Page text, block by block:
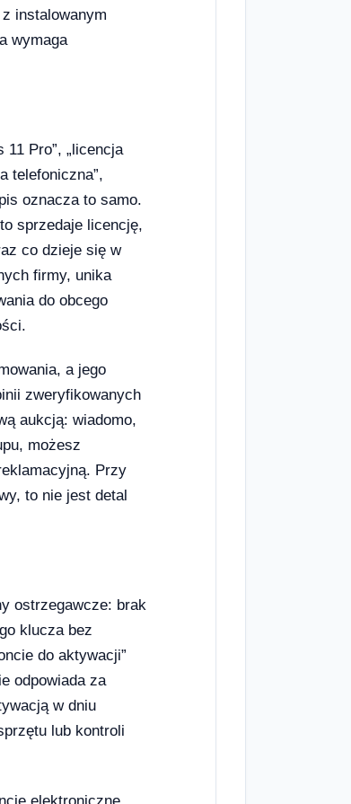
instalowanym
wymaga
Pro”, „licencja
telefoniczna”,
oznacza to samo.
sprzedaje licencję,
co dzieje się w
firmy, unika
do obcego
a jego
zweryfikowanych
aukcją: wiadomo,
możesz
Przy
to nie jest detal
ostrzegawcze: brak
klucza bez
do aktywacji”
odpowiada za
w dniu
lub kontroli
elektroniczne